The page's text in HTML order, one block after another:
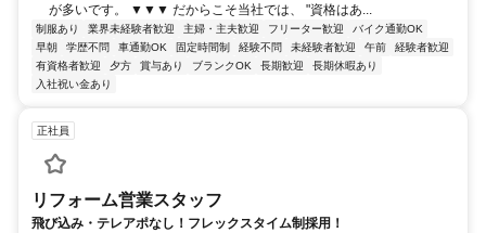
が多いです。 ▼▼▼ だからこそ当社では、 "資格はあ...
制服あり 業界未経験者歓迎 主婦・主夫歓迎 フリーター歓迎
バイク通勤OK
早朝
学歴不問 車通勤OK 固定時間制 経験不問 未経験者歓迎 午前
経験者歓迎
有資格者歓迎
夕方 賞与あり ブランクOK 長期歓迎
長期休暇あり
入社祝い金あり
正社員
リフォーム営業スタッフ
飛び込み・テレアポなし！フレックスタイム制採用！